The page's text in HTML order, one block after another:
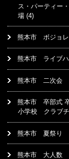
ス・パーティー
場 (4)
熊本市 ボジョ
熊本市 ライブハ
熊本市 二次会
熊本市 卒部式
小学校 クラブ
熊本市 夏祭り
熊本市 大人数